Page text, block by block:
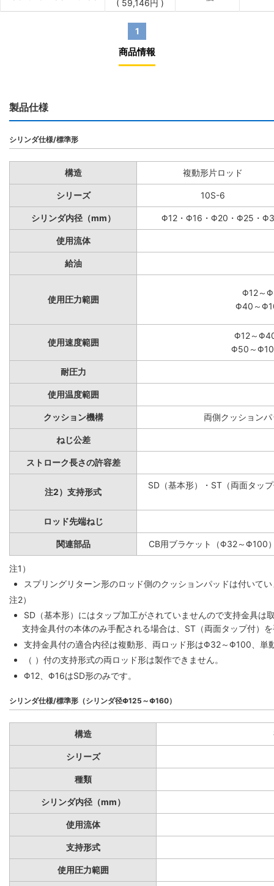
( 59,146円 )
1
商品情報
製品仕様
シリンダ仕様/標準形
構造 複動形片ロッド
シリーズ 10S-6
シリンダ内径（mm） Φ12・Φ16・Φ20・Φ25・
使用流体
給油
使用圧力範囲
Φ12～
Φ40～
使用速度範囲
Φ12～
Φ50～
耐圧力
使用温度範囲
クッション機構 両側クッション
ねじ公差
ストローク長さの許容差
注2）支持形式
SD（基本形）・ST（両面タッ
ロッド先端ねじ
関連部品 CB用ブラケット（Φ32～Φ100
注1）
スプリングリターン形のロッド側のクッションパッドは付い
注2）
SD（基本形）にはタップ加工がされていませんので支持金具は
支持金具付の本体のみ手配される場合は、ST（両面タップ付）
支持金具付の適合内径は複動形、両ロッド形はΦ32～Φ100、
（ ）付の支持形式の両ロッド形は製作できません。
Φ12、Φ16はSD形のみです。
シリンダ仕様/標準形（シリンダ径Φ125～Φ160）
構造
シリーズ
種類
シリンダ内径（mm）
使用流体
支持形式
使用圧力範囲